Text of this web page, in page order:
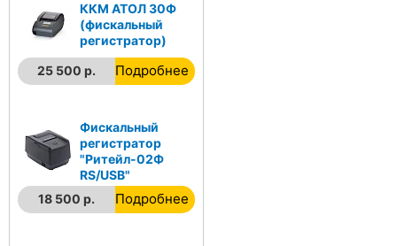
ККМ АТОЛ 30Ф
(фискальный
регистратор)
25 500 р.
Подробнее
Фискальный
регистратор
"Ритейл-02Ф
RS/USB"
18 500 р.
Подробнее